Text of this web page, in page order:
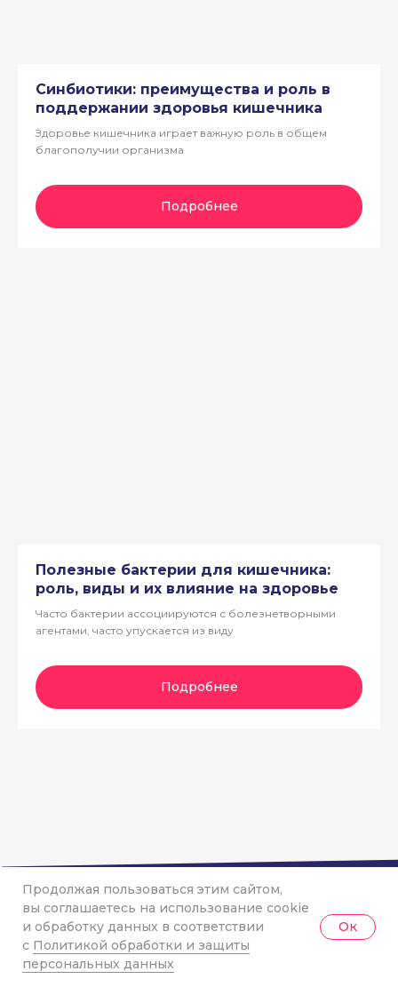
Продолжая пользоваться этим сайтом,
вы соглашаетесь на использование cookie
и обработку данных в соответствии
с Политикой обработки и защиты
персональных данных
Ок
Синбиотики: преимущества и роль в
поддержании здоровья кишечника
Здоровье кишечника играет важную роль в общем
благополучии организма
Подробнее
Полезные бактерии для кишечника:
роль, виды и их влияние на здоровье
Часто бактерии ассоциируются с болезнетворными
агентами, часто упускается из виду
Подробнее